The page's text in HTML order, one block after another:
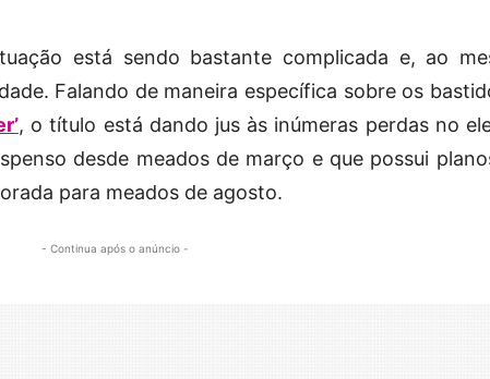
está sendo bastante complicada e, ao
Falando de maneira específica sobre os
, o título está dando jus às inúmeras perdas no
desde meados de março e que possui
para meados de agosto.
- Continua após o anúncio -